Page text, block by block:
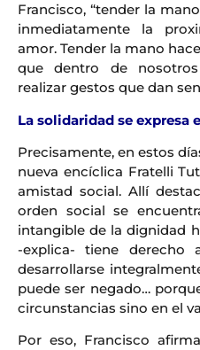
Francisco, “tender la
inmediatamente la
amor. Tender la mano
que dentro de
realizar gestos que dan
La solidaridad se expresa
Precisamente, en estos
nueva encíclica Fratelli
amistad social. Allí
orden social se
intangible de la dignidad
-explica- tiene
desarrollarse
puede ser negado…
circunstancias sino en el
Por eso, Francisco